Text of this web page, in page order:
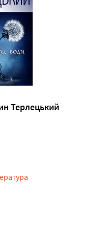
Терлецький